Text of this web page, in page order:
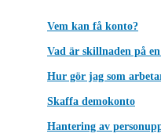
Vem kan få konto?
Vad är skillnaden på
Hur gör jag som
Skaffa demokonto
Hantering av